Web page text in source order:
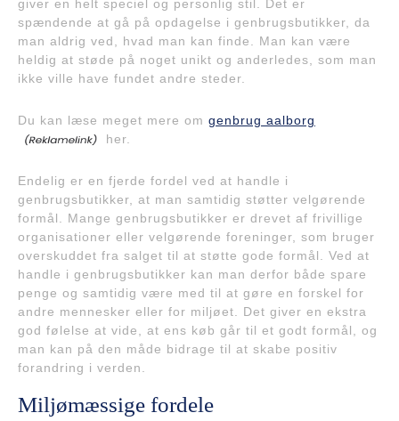
giver en helt speciel og personlig stil. Det er
spændende at gå på opdagelse i genbrugsbutikker, da
man aldrig ved, hvad man kan finde. Man kan være
heldig at støde på noget unikt og anderledes, som man
ikke ville have fundet andre steder.
Du kan læse meget mere om genbrug aalborg
her.
Endelig er en fjerde fordel ved at handle i
genbrugsbutikker, at man samtidig støtter velgørende
formål. Mange genbrugsbutikker er drevet af frivillige
organisationer eller velgørende foreninger, som bruger
overskuddet fra salget til at støtte gode formål. Ved at
handle i genbrugsbutikker kan man derfor både spare
penge og samtidig være med til at gøre en forskel for
andre mennesker eller for miljøet. Det giver en ekstra
god følelse at vide, at ens køb går til et godt formål, og
man kan på den måde bidrage til at skabe positiv
forandring i verden.
Miljømæssige fordele